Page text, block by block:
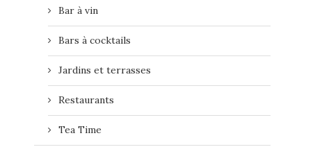
Bar à vin
Bars à cocktails
Jardins et terrasses
Restaurants
Tea Time